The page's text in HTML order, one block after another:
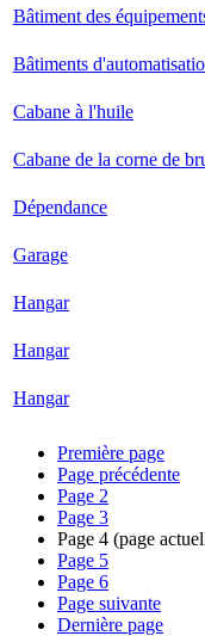
Bâtiment des
Bâtiments
Cabane à l'huile
Cabane de la corne de
Dépendance
Garage
Hangar
Hangar
Hangar
Première page
Page précédente
Page 2
Page 3
Page 4 (page
Page 5
Page 6
Page suivante
Dernière page